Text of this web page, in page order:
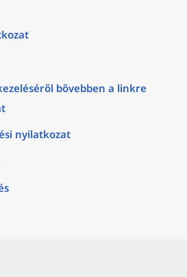
bővebben a linkre
nyilatkozat